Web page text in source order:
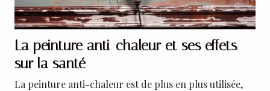
La peinture anti-chaleur et ses effets
sur la santé
La peinture anti-chaleur est de plus en plus utilisée,